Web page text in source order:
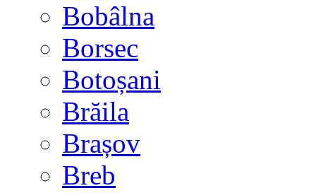
Bobâlna
Borsec
Botoșani
Brăila
Brașov
Breb